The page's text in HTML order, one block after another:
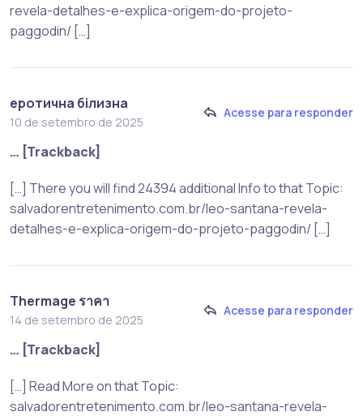
revela-detalhes-e-explica-origem-do-projeto-
paggodin/ […]
еротична білизна
10 de setembro de 2025
Acesse para responder
… [Trackback]
[…] There you will find 24394 additional Info to that Topic:
salvadorentretenimento.com.br/leo-santana-revela-
detalhes-e-explica-origem-do-projeto-paggodin/ […]
Thermage ราคา
14 de setembro de 2025
Acesse para responder
… [Trackback]
[…] Read More on that Topic:
salvadorentretenimento.com.br/leo-santana-revela-